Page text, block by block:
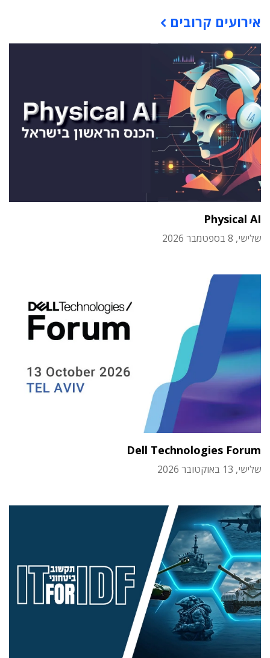
אירועים קרובים
Physical AI
שלישי, 8 בספטמבר 2026
Dell Technologies Forum
שלישי, 13 באוקטובר 2026